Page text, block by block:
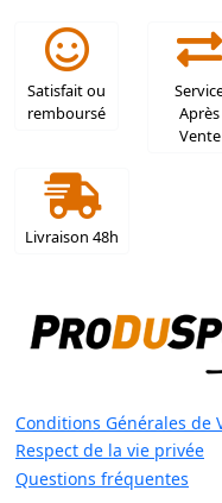
Satisfait ou
remboursé
Après
Vente
Livraison 48h
Conditions Générales de
Respect de la vie privée
Questions fréquentes